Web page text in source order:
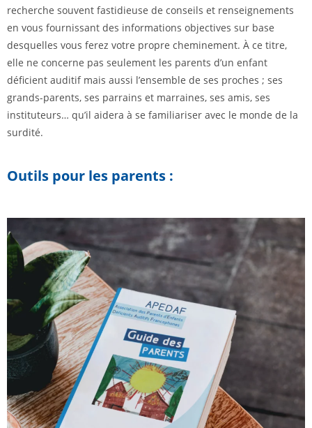
recherche souvent fastidieuse de conseils et renseignements
en vous fournissant des informations objectives sur base
desquelles vous ferez votre propre cheminement. À ce titre,
elle ne concerne pas seulement les parents d’un enfant
déficient auditif mais aussi l’ensemble de ses proches ; ses
grands-parents, ses parrains et marraines, ses amis, ses
instituteurs… qu’il aidera à se familiariser avec le monde de la
surdité.
Outils pour les parents :